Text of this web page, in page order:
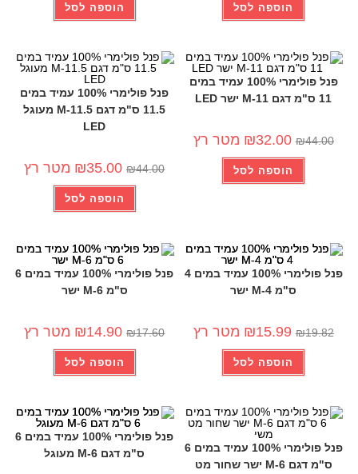
הוספה לסל הוספה לסל
פנל פולימרי 100% עמיד במים
11 ס"מ דגם 11-M ישר LED
₪44.00
₪32.00 מטר רץ
הוספה לסל
פנל פולימרי 100% עמיד במים
11.5 ס"מ דגם 11.5-M מעוגל
LED
₪44.00
₪35.00 מטר רץ
הוספה לסל
פנל פולימרי 100% עמיד במים 4
ס"מ 4-M ישר
₪19.82
₪15.99 מטר רץ
הוספה לסל
פנל פולימרי 100% עמיד במים 6
ס"מ 6-M ישר
₪17.60
₪14.90 מטר רץ
הוספה לסל
פנל פולימרי 100% עמיד במים 6
ס"מ דגם 6-M ישר שחור מט
פנל פולימרי 100% עמיד במים 6
ס"מ דגם 6-M מעוגל